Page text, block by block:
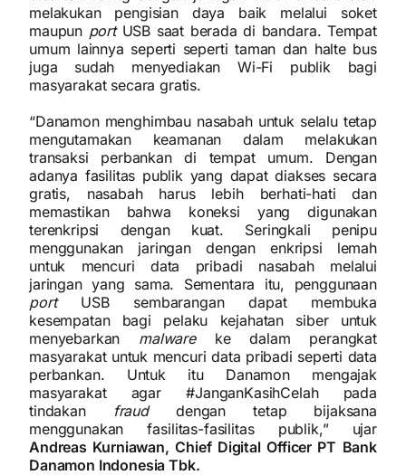
melakukan pengisian daya baik melalui soket
maupun portUSB saat berada di bandara. Tempat
umum lainnya seperti seperti taman dan halte bus
juga sudah menyediakan Wi-Fi publik bagi
masyarakat secara gratis.
“Danamon menghimbau nasabah untuk selalu tetap
mengutamakan keamanan dalam melakukan
transaksi perbankan di tempat umum. Dengan
adanya fasilitas publik yang dapat diakses secara
gratis, nasabah harus lebih berhati-hati dan
memastikan bahwa koneksi yang digunakan
terenkripsi dengan kuat. Seringkali penipu
menggunakan jaringan dengan enkripsi lemah
untuk mencuri data pribadi nasabah melalui
jaringan yang sama. Sementara itu, penggunaan
portUSB sembarangan dapat membuka
kesempatan bagi pelaku kejahatan siber untuk
menyebarkan malwareke dalam perangkat
masyarakat untuk mencuri data pribadi seperti data
perbankan. Untuk itu Danamon mengajak
masyarakat agar #JanganKasihCelah pada
tindakan
frauddengan tetap bijaksana
menggunakan fasilitas-fasilitas publik,” ujar
Andreas Kurniawan, Chief Digital Officer PT Bank
Danamon Indonesia Tbk.